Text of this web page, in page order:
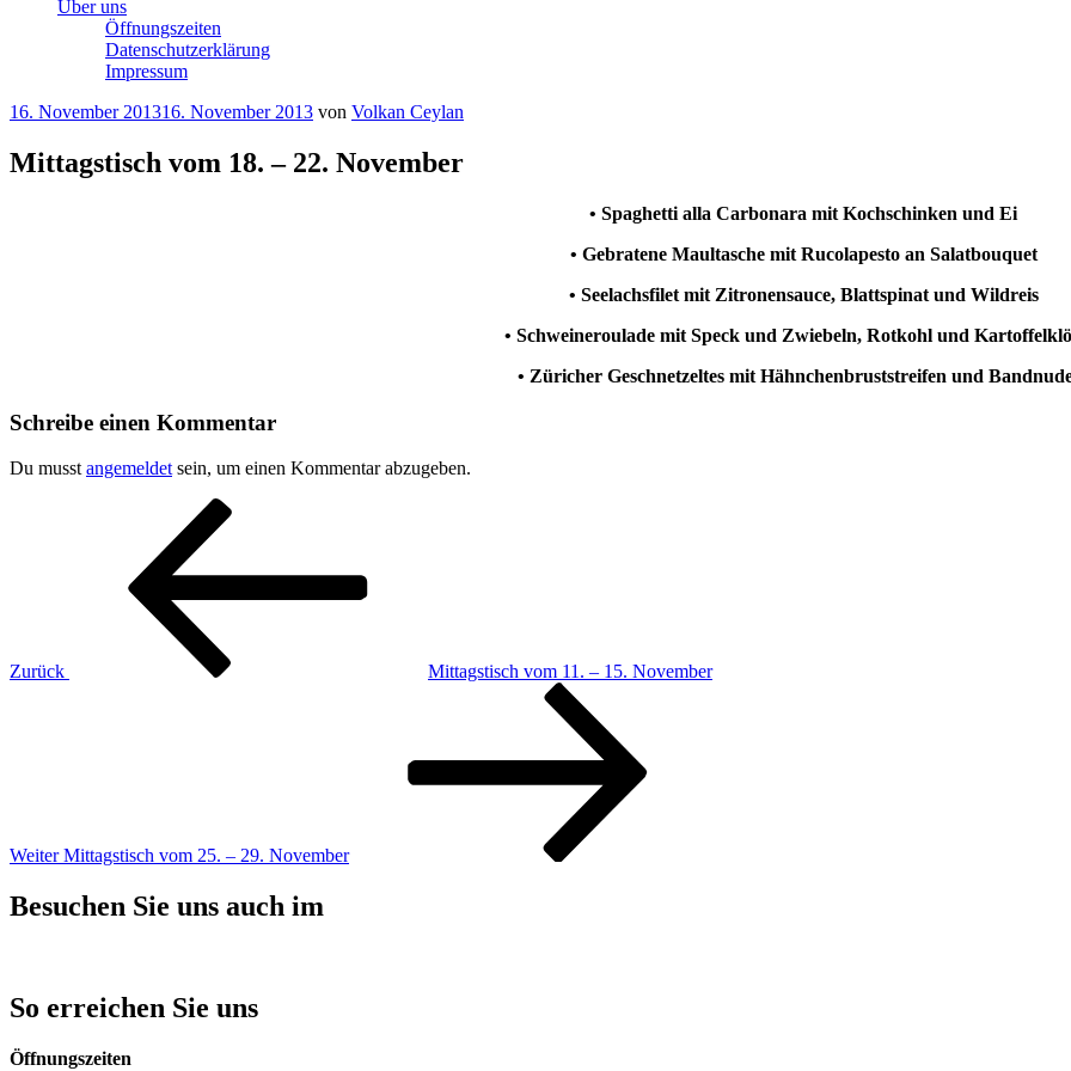
Über uns
Öffnungszeiten
Datenschutzerklärung
Impressum
Veröffentlicht
16. November 201316. November 2013 von Volkan Ceylan
Mittagstisch vom 18. – 22. November
• Spaghetti alla Carbonara mit Kochschinken und Ei
• Gebratene Maultasche mit Rucolapesto an Salatbouquet
• Seelachsfilet mit Zitronensauce, Blattspinat und Wildreis
• Schweineroulade mit Speck und Zwiebeln, Rotkohl und
• Züricher Geschnetzeltes mit Hähnchenbruststreifen und
Schreibe einen Kommentar
Du musst angemeldet sein, um einen Kommentar abzugeben.
Beitragsnavigation
Zurück
Mittagstisch vom 11. – 15. November
Weiter Mittagstisch vom 25. – 29. November
Besuchen Sie uns auch im
So erreichen Sie uns
Öffnungszeiten